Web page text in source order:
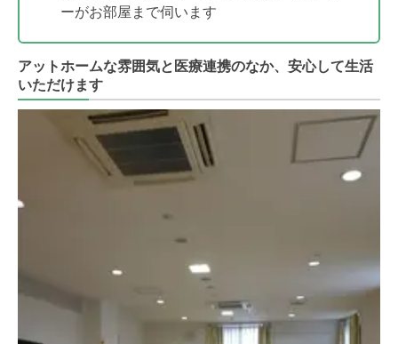
ーがお部屋まで伺います
アットホームな雰囲気と医療連携のなか、安心して生活
いただけます